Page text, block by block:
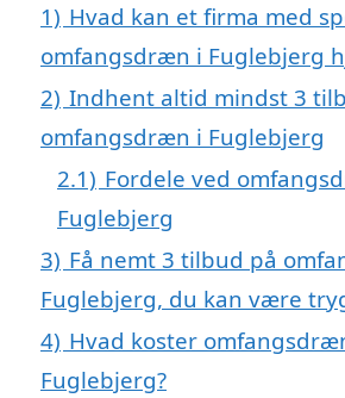
1) Hvad kan et firma med
omfangsdræn i Fuglebjerg
2) Indhent altid mindst 3
omfangsdræn i Fuglebjerg
2.1) Fordele ved
Fuglebjerg
3) Få nemt 3 tilbud på
Fuglebjerg, du kan være
4) Hvad koster
Fuglebjerg?